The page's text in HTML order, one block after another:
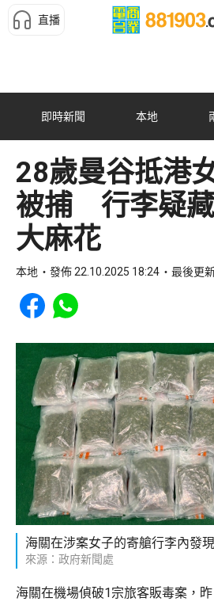
直播
即時新聞 本地
28歲曼谷抵港
被捕 行李疑
大麻花
本地 發佈 22.10.2025 18:24 最後更
Share to Facebook
Share to WhatsApp
海關在涉案女子的寄艙行李內發
來源：政府新聞處
海關在機場偵破1宗旅客販毒案，